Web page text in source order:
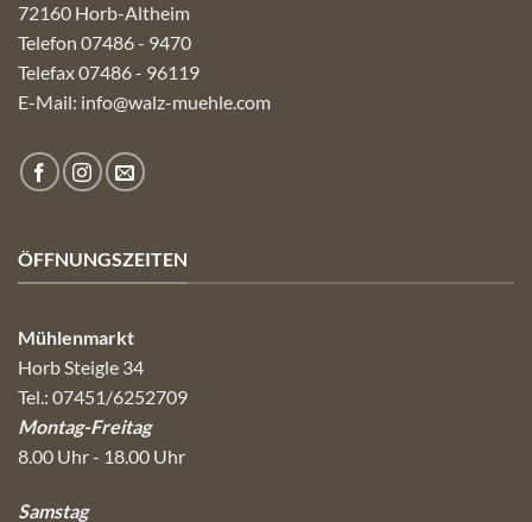
72160 Horb-Altheim
Telefon 07486 - 9470
Telefax 07486 - 96119
E-Mail: info@walz-muehle.com
ÖFFNUNGSZEITEN
Mühlenmarkt
Horb Steigle 34
Tel.: 07451/6252709
Montag-Freitag
8.00 Uhr - 18.00 Uhr
Samstag